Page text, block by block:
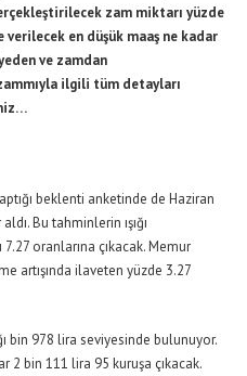
zam miktarı yüzde
en düşük maaş ne kadar
ve zamdan
ilgili tüm detayları
beklenti anketinde de Haziran
Bu tahminlerin ışığı
oranlarına çıkacak. Memur
artışında ilaveten yüzde 3.27
bin 978 lira seviyesinde bulunuyor.
2 bin 111 lira 95 kuruşa çıkacak.